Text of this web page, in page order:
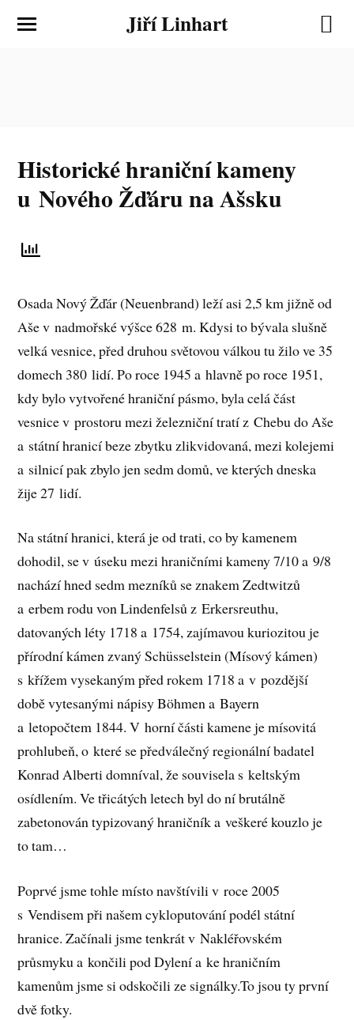
Jiří Linhart
Historické hraniční kameny
u Nového Žďáru na Ašsku
Osada Nový Žďár (Neuenbrand) leží asi 2,5 km jižně od
Aše v nadmořské výšce 628 m. Kdysi to bývala slušně
velká vesnice, před druhou světovou válkou tu žilo ve 35
domech 380 lidí. Po roce 1945 a hlavně po roce 1951,
kdy bylo vytvořené hraniční pásmo, byla celá část
vesnice v prostoru mezi železniční tratí z Chebu do Aše
a státní hranicí beze zbytku zlikvidovaná, mezi kolejemi
a silnicí pak zbylo jen sedm domů, ve kterých dneska
žije 27 lidí.
Na státní hranici, která je od trati, co by kamenem
dohodil, se v úseku mezi hraničními kameny 7/10 a 9/8
nachází hned sedm mezníků se znakem Zedtwitzů
a erbem rodu von Lindenfelsů z Erkersreuthu,
datovaných léty 1718 a 1754, zajímavou kuriozitou je
přírodní kámen zvaný Schüsselstein (Mísový kámen)
s křížem vysekaným před rokem 1718 a v pozdější
době vytesanými nápisy Böhmen a Bayern
a letopočtem 1844. V horní části kamene je mísovitá
prohlubeň, o které se předválečný regionální badatel
Konrad Alberti domníval, že souvisela s keltským
osídlením. Ve třicátých letech byl do ní brutálně
zabetonován typizovaný hraničník a veškeré kouzlo je
to tam…
Poprvé jsme tohle místo navštívili v roce 2005
s Vendisem při našem cykloputování podél státní
hranice. Začínali jsme tenkrát v Nakléřovském
průsmyku a končili pod Dylení a ke hraničním
kamenům jsme si odskočili ze signálky.To jsou ty první
dvě fotky.